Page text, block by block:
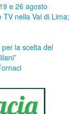
e 26 agosto
nella Val di Lima;
la scelta del